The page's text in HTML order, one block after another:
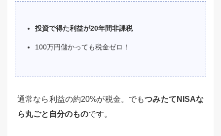
投資で得た利益が20年間非課税
100万円儲かっても税金ゼロ！
通常なら利益の約20%が税金。でもつみたてNISAな
ら丸ごと自分のものです。